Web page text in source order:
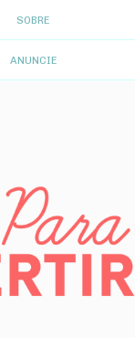
SOBRE
ANUNCIE